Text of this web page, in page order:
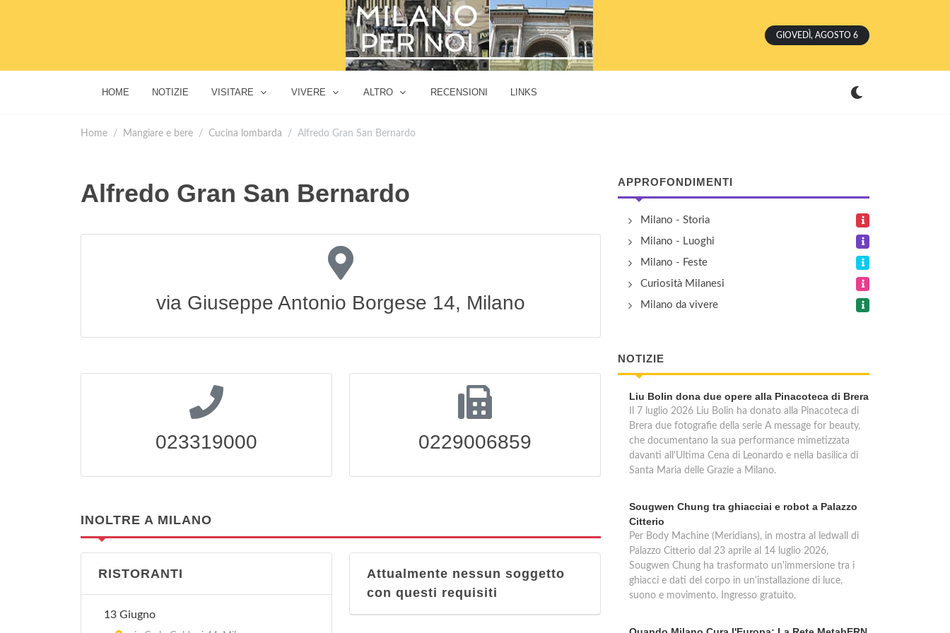
GIOVEDÌ, AGOSTO 6
HOME NOTIZIE VISITARE VIVERE ALTRO RECENSIONI LINKS
Home Mangiare e bere Cucina lombarda Alfredo Gran San Bernardo
Alfredo Gran San Bernardo
via Giuseppe Antonio Borgese 14, Milano
023319000 0229006859
INOLTRE A MILANO
RISTORANTI
13 Giugno
Attualmente nessun soggetto
con questi requisiti
APPROFONDIMENTI
Milano - Storia
Milano - Luoghi
Milano - Feste
Curiosità Milanesi
Milano da vivere
NOTIZIE
Liu Bolin dona due opere alla Pinacoteca di Brera
Il 7 luglio 2026 Liu Bolin ha donato alla Pinacoteca di
Brera due fotografie della serie A message for beauty,
che documentano la sua performance mimetizzata
davanti all'Ultima Cena di Leonardo e nella basilica di
Santa Maria delle Grazie a Milano.
Sougwen Chung tra ghiacciai e robot a Palazzo
Citterio
Per Body Machine (Meridians), in mostra al ledwall di
Palazzo Citterio dal 23 aprile al 14 luglio 2026,
Sougwen Chung ha trasformato un'immersione tra i
ghiacci e dati del corpo in un'installazione di luce,
suono e movimento. Ingresso gratuito.